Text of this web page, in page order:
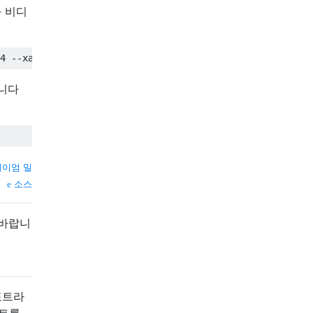
비디
--xattrs
다
이엄 밀
소스
랍니
라